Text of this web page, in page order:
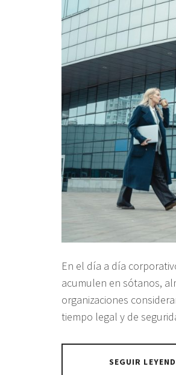
En el día a día
acumulen en sótanos,
organizaciones
tiempo legal y de
SEGUIR